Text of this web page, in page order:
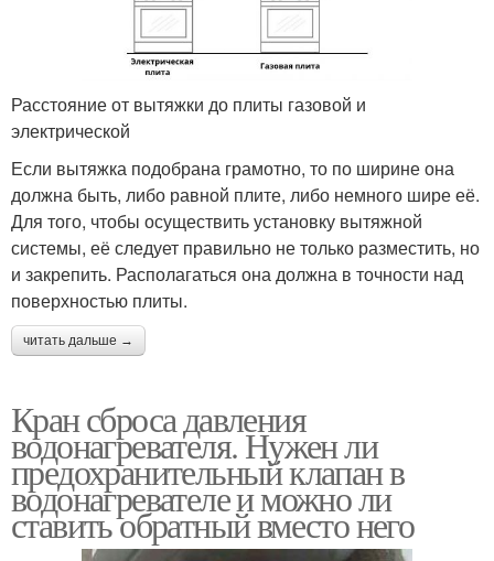
Расстояние от вытяжки до плиты газовой и
электрической
Если вытяжка подобрана грамотно, то по ширине она
должна быть, либо равной плите, либо немного шире её.
Для того, чтобы осуществить установку вытяжной
системы, её следует правильно не только разместить, но
и закрепить. Располагаться она должна в точности над
поверхностью плиты.
читать дальше →
Кран сброса давления
водонагревателя. Нужен ли
предохранительный клапан в
водонагревателе и можно ли
ставить обратный вместо него